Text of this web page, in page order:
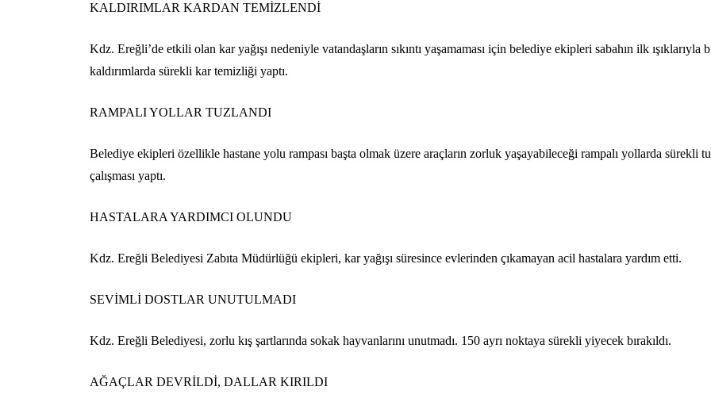
KALDIRIMLAR KARDAN TEMİZLENDİ
Kdz. Ereğli’de etkili olan kar yağışı nedeniyle vatandaşların sıkıntı yaşamaması için belediye ekipleri sabahın ilk ışıklarıyla
kaldırımlarda sürekli kar temizliği yaptı.
RAMPALI YOLLAR TUZLANDI
Belediye ekipleri özellikle hastane yolu rampası başta olmak üzere araçların zorluk yaşayabileceği rampalı yollarda sürekli
çalışması yaptı.
HASTALARA YARDIMCI OLUNDU
Kdz. Ereğli Belediyesi Zabıta Müdürlüğü ekipleri, kar yağışı süresince evlerinden çıkamayan acil hastalara yardım etti.
SEVİMLİ DOSTLAR UNUTULMADI
Kdz. Ereğli Belediyesi, zorlu kış şartlarında sokak hayvanlarını unutmadı. 150 ayrı noktaya sürekli yiyecek bırakıldı.
AĞAÇLAR DEVRİLDİ, DALLAR KIRILDI